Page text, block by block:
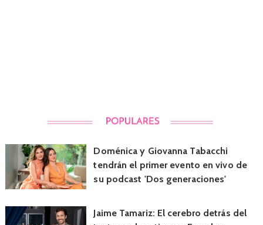
Doménica y Giovanna Tabacchi
tendrán el primer evento en vivo de
su podcast 'Dos generaciones'
Jaime Tamariz: El cerebro detrás del